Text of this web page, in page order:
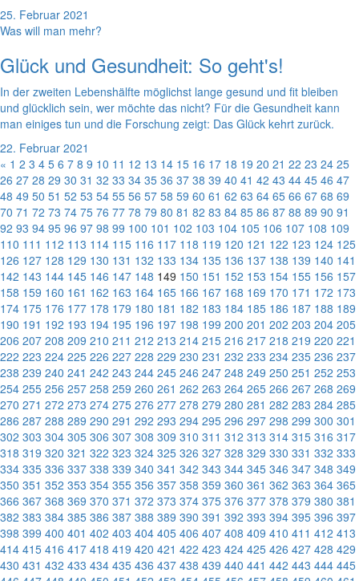
25. Februar 2021
Was will man mehr?
Glück und Gesundheit: So geht's!
In der zweiten Lebenshälfte möglichst lange gesund und fit bleiben
und glücklich sein, wer möchte das nicht? Für die Gesundheit kann
man einiges tun und die Forschung zeigt: Das Glück kehrt zurück.
22. Februar 2021
« 1 2 3 4 5 6 7 8 9 10 11 12 13 14 15 16 17 18 19 20 21 22 23 24 25
26 27 28 29 30 31 32 33 34 35 36 37 38 39 40 41 42 43 44 45 46 47
48 49 50 51 52 53 54 55 56 57 58 59 60 61 62 63 64 65 66 67 68 69
70 71 72 73 74 75 76 77 78 79 80 81 82 83 84 85 86 87 88 89 90 91
92 93 94 95 96 97 98 99 100 101 102 103 104 105 106 107 108 109
110 111 112 113 114 115 116 117 118 119 120 121 122 123 124 125
126 127 128 129 130 131 132 133 134 135 136 137 138 139 140 141
142 143 144 145 146 147 148 149 150 151 152 153 154 155 156 157
158 159 160 161 162 163 164 165 166 167 168 169 170 171 172 173
174 175 176 177 178 179 180 181 182 183 184 185 186 187 188 189
190 191 192 193 194 195 196 197 198 199 200 201 202 203 204 205
206 207 208 209 210 211 212 213 214 215 216 217 218 219 220 221
222 223 224 225 226 227 228 229 230 231 232 233 234 235 236 237
238 239 240 241 242 243 244 245 246 247 248 249 250 251 252 253
254 255 256 257 258 259 260 261 262 263 264 265 266 267 268 269
270 271 272 273 274 275 276 277 278 279 280 281 282 283 284 285
286 287 288 289 290 291 292 293 294 295 296 297 298 299 300 301
302 303 304 305 306 307 308 309 310 311 312 313 314 315 316 317
318 319 320 321 322 323 324 325 326 327 328 329 330 331 332 333
334 335 336 337 338 339 340 341 342 343 344 345 346 347 348 349
350 351 352 353 354 355 356 357 358 359 360 361 362 363 364 365
366 367 368 369 370 371 372 373 374 375 376 377 378 379 380 381
382 383 384 385 386 387 388 389 390 391 392 393 394 395 396 397
398 399 400 401 402 403 404 405 406 407 408 409 410 411 412 413
414 415 416 417 418 419 420 421 422 423 424 425 426 427 428 429
430 431 432 433 434 435 436 437 438 439 440 441 442 443 444 445